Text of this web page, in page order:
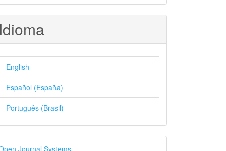
English
Español (España)
Português (Brasil)
Journal Systems